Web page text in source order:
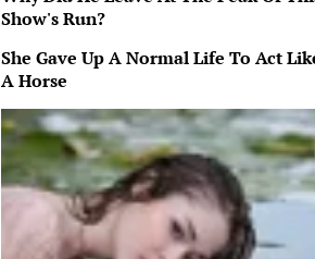
Show's Run?
She Gave Up A Normal Life To Act
A Horse